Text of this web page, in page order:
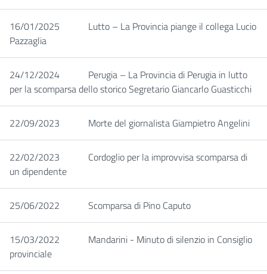
16/01/2025
Lutto – La Provincia piange il collega Lucio
Pazzaglia
24/12/2024
Perugia – La Provincia di Perugia in lutto
per la scomparsa dello storico Segretario Giancarlo Guasticchi
22/09/2023 Morte del giornalista Giampietro Angelini
22/02/2023
Cordoglio per la improvvisa scomparsa di
un dipendente
25/06/2022 Scomparsa di Pino Caputo
15/03/2022
Mandarini - Minuto di silenzio in Consiglio
provinciale